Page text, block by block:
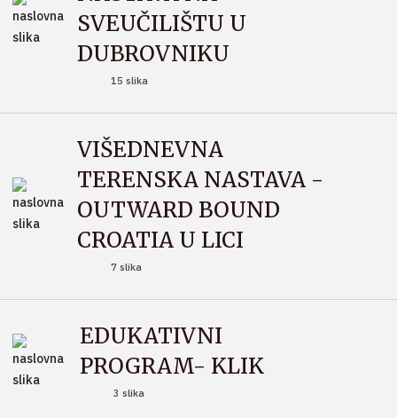
SVEUČILIŠTU U
DUBROVNIKU
15 slika
VIŠEDNEVNA
TERENSKA NASTAVA -
OUTWARD BOUND
CROATIA U LICI
7 slika
EDUKATIVNI
PROGRAM- KLIK
3 slika